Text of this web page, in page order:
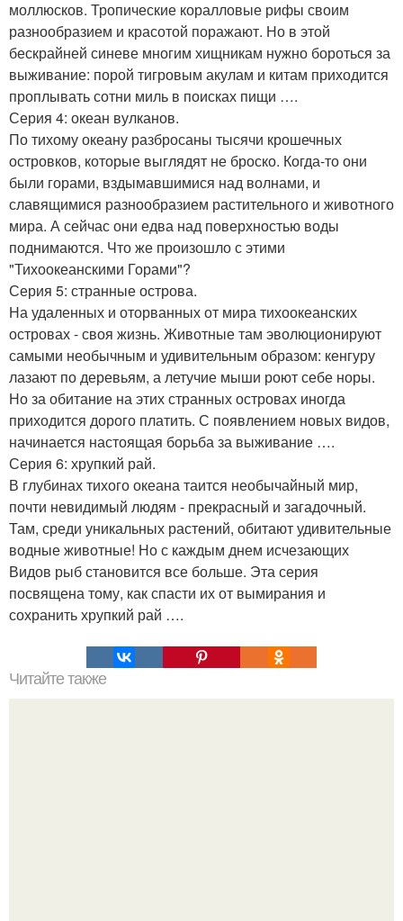
моллюсков. Тропические коралловые рифы своим
разнообразием и красотой поражают. Но в этой
бескрайней синеве многим хищникам нужно бороться за
выживание: порой тигровым акулам и китам приходится
проплывать сотни миль в поисках пищи ….
Серия 4: океан вулканов.
По тихому океану разбросаны тысячи крошечных
островков, которые выглядят не броско. Когда-то они
были горами, вздымавшимися над волнами, и
славящимися разнообразием растительного и животного
мира. А сейчас они едва над поверхностью воды
поднимаются. Что же произошло с этими
"Тихоокеанскими Горами"?
Серия 5: странные острова.
На удаленных и оторванных от мира тихоокеанских
островах - своя жизнь. Животные там эволюционируют
самыми необычным и удивительным образом: кенгуру
лазают по деревьям, а летучие мыши роют себе норы.
Но за обитание на этих странных островах иногда
приходится дорого платить. С появлением новых видов,
начинается настоящая борьба за выживание ….
Серия 6: хрупкий рай.
В глубинах тихого океана таится необычайный мир,
почти невидимый людям - прекрасный и загадочный.
Там, среди уникальных растений, обитают удивительные
водные животные! Но с каждым днем исчезающих
Видов рыб становится все больше. Эта серия
посвящена тому, как спасти их от вымирания и
сохранить хрупкий рай ….
Читайте также